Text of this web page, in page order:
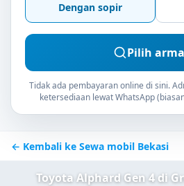
Dengan sopir
Pilih
Tidak ada pembayaran online di sini.
ketersediaan lewat WhatsApp
← Kembali ke Sewa mobil Bekasi
Toyota Alphard Gen 4 di